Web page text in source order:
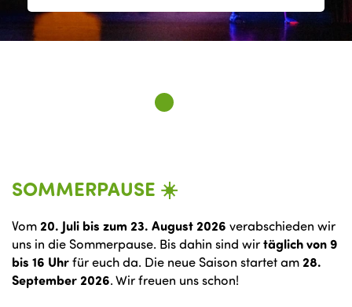
SOMMERPAUSE ☀️
Vom 20. Juli bis zum 23. August 2026 verabschieden wir
uns in die Sommerpause. Bis dahin sind wirtäglich von 9
bis 16 Uhrfür euch da. Die neue Saison startet am 28.
September 2026. Wir freuen uns schon!